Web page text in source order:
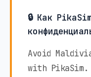
🔒 Как
Avoid
with